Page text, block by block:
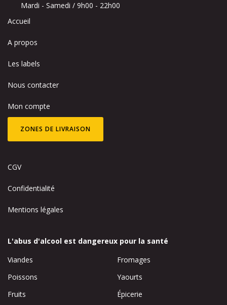
Mardi - Samedi / 9h00 - 22h00
Accueil
A propos
Les labels
Nous contacter
Mon compte
ZONES DE LIVRAISON
CGV
Confidentialité
Mentions légales
L'abus d'alcool est dangereux pour la santé
Viandes
Poissons
Fruits
Fromages
Yaourts
Épicerie